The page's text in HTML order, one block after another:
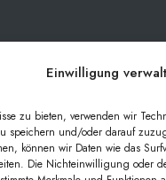
Einwilligung
zu bieten, verwenden wir
speichern und/oder darauf
können wir Daten wie das
Die Nichteinwilligung oder